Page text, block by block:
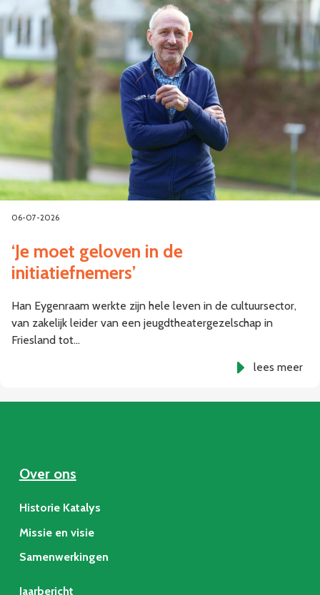
06-07-2026
‘Je moet geloven in de
initiatiefnemers’
Han Eygenraam werkte zijn hele leven in de cultuursector,
van zakelijk leider van een jeugdtheatergezelschap in
Friesland tot…
lees meer
Over ons
Historie Katalys
Missie en visie
Samenwerkingen
Jaarbericht